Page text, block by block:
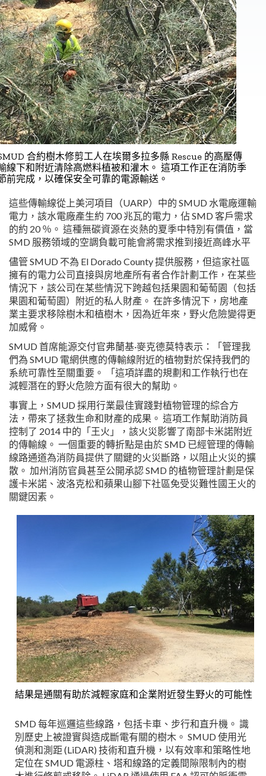
合約樹木修剪工人在埃爾多拉多縣 Rescue 的高壓傳
線下和附近清除高燃料植被和灌木。 這項工作正在消防季
前完成，以確保安全可靠的電源輸送。
這些傳輸線從上美河項目（UARP）中的 SMUD 水電廠運輸
電力，該水電廠產生約 700 兆瓦的電力，佔 SMD 客戶需求
的約 20 ％。 這種無碳資源在炎熱的夏季中特別有價值，當
SMD 服務領域的空調負載可能會將需求推到接近高峰水平
儘管 SMUD 不為 El Dorado County 提供服務，但這家社區
擁有的電力公司直接與房地產所有者合作計劃工作，在某些
情況下，該公司在某些情況下跨越包括果園和葡萄園（包括
果園和葡萄園）附近的私人財產。 在許多情況下，房地產
業主要求移除樹木和植樹木，因為近年來，野火危險變得更
加威脅。
SMUD 首席能源交付官弗蘭基·麥克德莫特表示：「管理我
們為 SMUD 電網供應的傳輸線附近的植物對於保持我們的
系統可靠性至關重要。 「這項詳盡的規劃和工作執行也在
減輕潛在的野火危險方面有很大的幫助。
事實上，SMUD 採用行業最佳實踐對植物管理的綜合方
法，帶來了拯救生命和財產的成果。 這項工作幫助消防員
控制了 2014 中的「王火」，該火災影響了南部卡米諾附近
的傳輸線。 一個重要的轉折點是由於 SMD 已經管理的傳輸
線路通道為消防員提供了關鍵的火災斷路，以阻止火災的擴
散。 加州消防官員甚至公開承認 SMD 的植物管理計劃是保
護卡米諾、波洛克松和蘋果山腳下社區免受災難性國王火的
關鍵因素。
結果是通關有助於減輕家庭和企業附近發生野火的可能性
SMD 每年巡邏這些線路，包括卡車、步行和直升機。 識
別歷史上被證實與造成斷電有關的樹木。 SMUD 使用光
偵測和測距 (LiDAR) 技術和直升機，以有效率和策略性地
定位在 SMUD 電源柱、塔和線路的定義間隙限制內的樹